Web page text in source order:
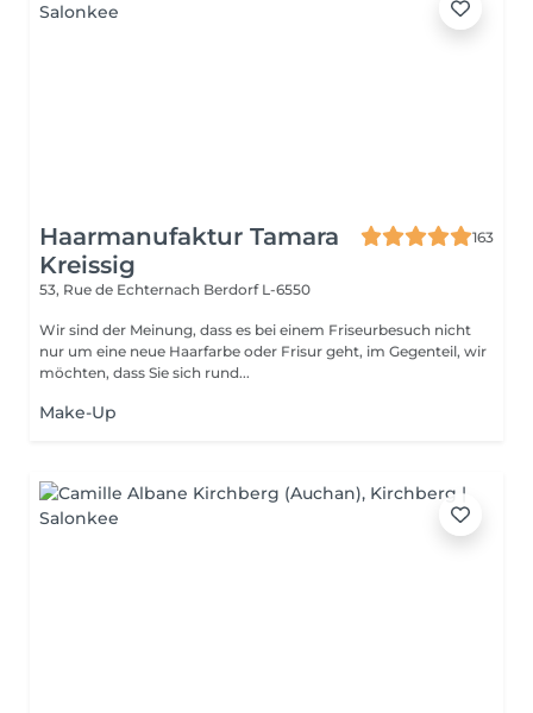
Haarmanufaktur Tamara
Kreissig
163
53, Rue de Echternach Berdorf L-6550
Wir sind der Meinung, dass es bei einem Friseurbesuch nicht
nur um eine neue Haarfarbe oder Frisur geht, im Gegenteil, wir
möchten, dass Sie sich rund...
Make-Up